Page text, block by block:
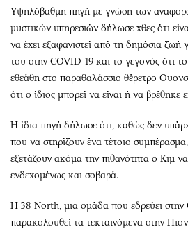
Υψηλόβαθμη πηγή με γνώση των
μυστικών υπηρεσιών δήλωσε χθες ότι
να έχει εξαφανιστεί από τη δημόσια ζωή
του στην COVID-19 και το γεγονός ότι
εθεάθη στο παραθαλάσσιο θέρετρο
ότι ο ίδιος μπορεί να είναι ή να βρέθηκε
Η ίδια πηγή δήλωσε ότι, καθώς δεν
που να στηρίζουν ένα τέτοιο συμπέρασμα,
εξετάζουν ακόμα την πιθανότητα ο Κιμ να
ενδεχομένως και σοβαρά.
Η 38 North, μια ομάδα που εδρεύει στην
παρακολουθεί τα τεκταινόμενα στην